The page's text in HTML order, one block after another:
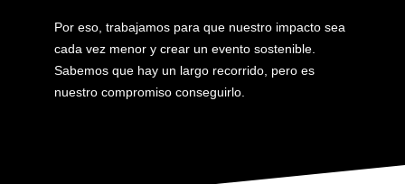
Por eso, trabajamos para que nuestro impacto sea
cada vez menor y crear un evento sostenible.
Sabemos que hay un largo recorrido, pero es
nuestro compromiso conseguirlo.